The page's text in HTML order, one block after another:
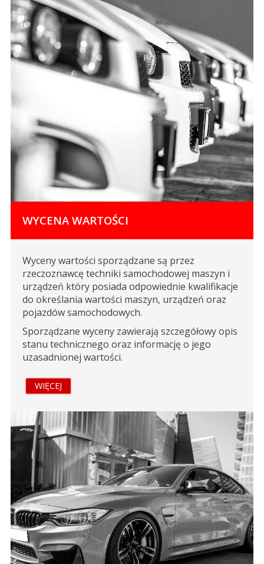
WYCENA WARTOŚCI
Wyceny wartości sporządzane są przez
rzeczoznawcę techniki samochodowej maszyn i
urządzeń który posiada odpowiednie kwalifikacje
do określania wartości maszyn, urządzeń oraz
pojazdów samochodowych.
Sporządzane wyceny zawierają szczegółowy opis
stanu technicznego oraz informację o jego
uzasadnionej wartości.
WIĘCEJ